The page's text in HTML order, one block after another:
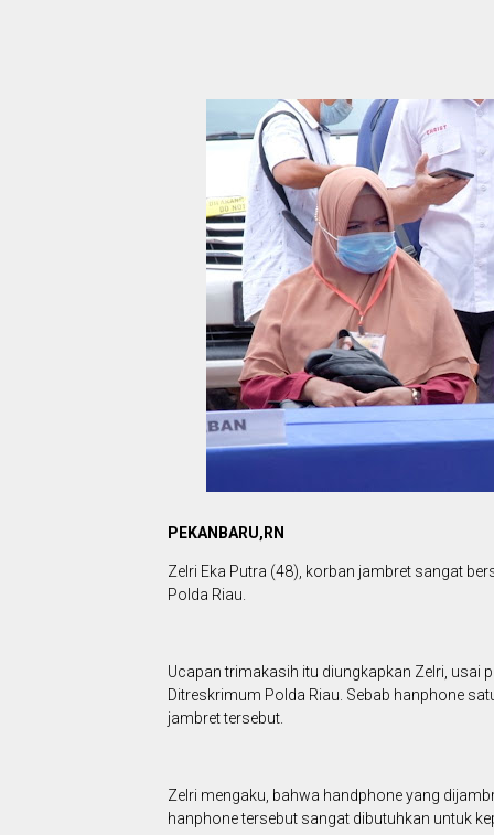
PEKANBARU,RN
Zelri Eka Putra (48), korban jambret sangat
Polda Riau.
Ucapan trimakasih itu diungkapkan Zelri, usai
Ditreskrimum Polda Riau. Sebab hanphone
jambret tersebut.
Zelri mengaku, bahwa handphone yang
hanphone tersebut sangat dibutuhkan untuk